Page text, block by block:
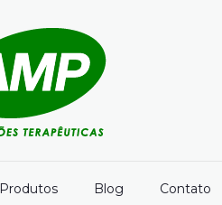
Produtos Blog Contato